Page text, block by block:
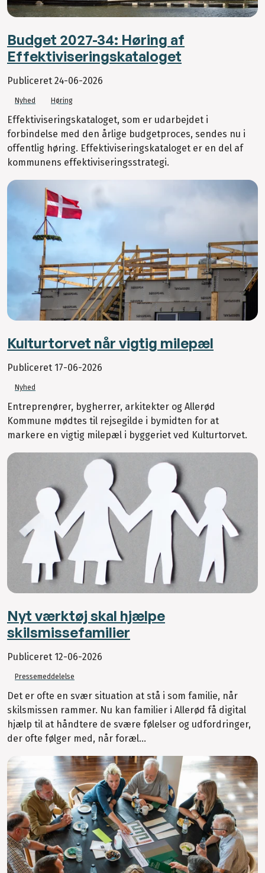
Budget 2027-34: Høring af
Effektiviseringskataloget
Publiceret 24-06-2026
Nyhed Høring
Effektiviseringskataloget, som er udarbejdet i
forbindelse med den årlige budgetproces, sendes nu i
offentlig høring. Effektiviseringskataloget er en del af
kommunens effektiviseringsstrategi.
Kulturtorvet når vigtig milepæl
Publiceret 17-06-2026
Nyhed
Entreprenører, bygherrer, arkitekter og Allerød
Kommune mødtes til rejsegilde i bymidten for at
markere en vigtig milepæl i byggeriet ved Kulturtorvet.
Nyt værktøj skal hjælpe
skilsmissefamilier
Publiceret 12-06-2026
Pressemeddelelse
Det er ofte en svær situation at stå i som familie, når
skilsmissen rammer. Nu kan familier i Allerød få digital
hjælp til at håndtere de svære følelser og udfordringer,
der ofte følger med, når foræl...